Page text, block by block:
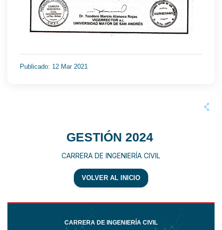
Publicado: 12 Mar 2021
GESTIÓN 2024
CARRERA DE INGENIERÍA CIVIL
VOLVER AL INICIO
CARRERA DE INGENIERÍA CIVIL